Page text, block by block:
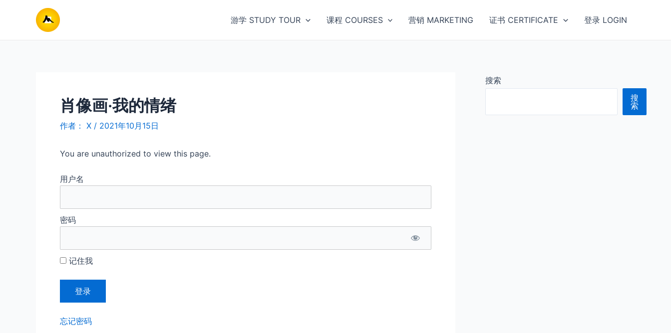
游学 STUDY TOUR 课程 COURSES 营销 MARKETING 证书 CERTIFICATE 登录 LOGIN
肖像画·我的情绪
作者： X / 2021年10月15日
You are unauthorized to view this page.
用户名
密码
记住我
忘记密码
搜索
搜
索